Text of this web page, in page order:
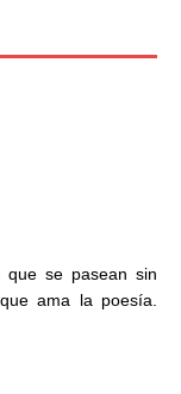
que se pasean sin
ama la poesía.